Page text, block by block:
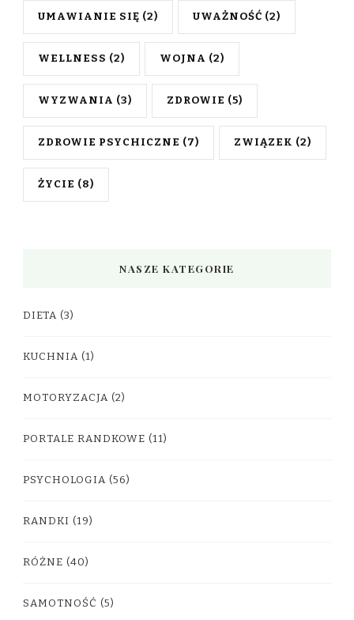
UMAWIANIE SIĘ (2) UWAŻNOŚĆ (2)
WELLNESS (2) WOJNA (2)
WYZWANIA (3) ZDROWIE (5)
ZDROWIE PSYCHICZNE (7) ZWIĄZEK (2)
ŻYCIE (8)
NASZE KATEGORIE
DIETA (3)
KUCHNIA (1)
MOTORYZACJA (2)
PORTALE RANDKOWE (11)
PSYCHOLOGIA (56)
RANDKI (19)
RÓŻNE (40)
SAMOTNOŚĆ (5)